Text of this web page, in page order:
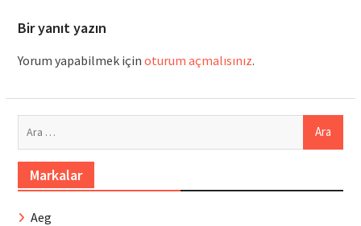
Bir yanıt yazın
Yorum yapabilmek için oturum açmalısınız.
Markalar
Aeg